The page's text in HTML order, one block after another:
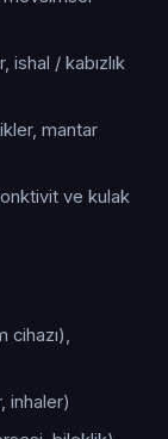
ishal / kabızlık
mantar
ve kulak
cihazı),
inhaler)